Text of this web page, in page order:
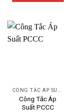
CÔNG TẮC ÁP SUẤT
Công Tắc Áp
Suất PCCC